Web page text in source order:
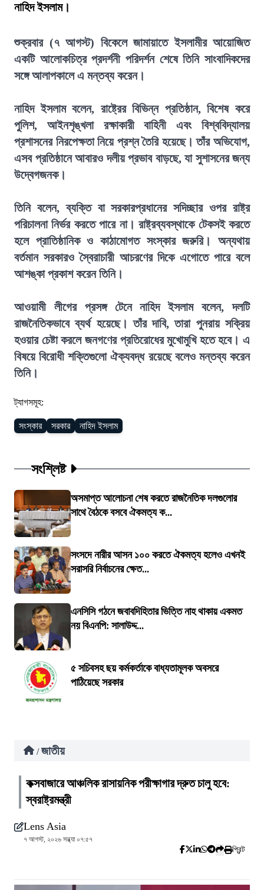
নাহিদ ইসলাম।
শুক্রবার (৭ আগস্ট) বিকেলে জামায়াতে ইসলামীর আয়োজিত
একটি আলোকচিত্র প্রদর্শনী পরিদর্শন শেষে তিনি সাংবাদিকদের
সঙ্গে আলাপকালে এ মন্তব্য করেন।
নাহিদ ইসলাম বলেন, রাষ্ট্রের বিভিন্ন প্রতিষ্ঠান, বিশেষ করে
পুলিশ, আইনশৃঙ্খলা রক্ষাকারী বাহিনী এবং বিশ্ববিদ্যালয়
প্রশাসনের নিরপেক্ষতা নিয়ে প্রশ্ন তৈরি হয়েছে। তাঁর অভিযোগ,
এসব প্রতিষ্ঠানে আবারও দলীয় প্রভাব বাড়ছে, যা সুশাসনের জন্য
উদ্বেগজনক।
তিনি বলেন, ব্যক্তি বা সরকারপ্রধানের সদিচ্ছার ওপর রাষ্ট্র
পরিচালনা নির্ভর করতে পারে না। রাষ্ট্রব্যবস্থাকে টেকসই করতে
হলে প্রাতিষ্ঠানিক ও কাঠামোগত সংস্কার জরুরি। অন্যথায়
বর্তমান সরকারও স্বৈরাচারী আচরণের দিকে এগোতে পারে বলে
আশঙ্কা প্রকাশ করেন তিনি।
আওয়ামী লীগের প্রসঙ্গ টেনে নাহিদ ইসলাম বলেন, দলটি
রাজনৈতিকভাবে ব্যর্থ হয়েছে। তাঁর দাবি, তারা পুনরায় সক্রিয়
হওয়ার চেষ্টা করলে জনগণের প্রতিরোধের মুখোমুখি হতে হবে। এ
বিষয়ে বিরোধী শক্তিগুলো ঐক্যবদ্ধ রয়েছে বলেও মন্তব্য করেন
তিনি।
ট্যাগসমূহ:
সংস্কার সরকার নাহিদ ইসলাম
সংশ্লিষ্ট
অসমাপ্ত আলোচনা শেষ করতে রাজনৈতিক দলগুলোর
সাথে বৈঠকে বসবে ঐকমত্য ক...
সংসদে নারীর আসন ১০০ করতে ঐকমত্য হলেও এখনই
সরাসরি নির্বাচনের ক্ষেত...
এনসিসি গঠনে জবাবদিহিতার ভিত্তি নাহ থাকায় একমত
নয় বিএনপি: সালাউদ্দ...
৫ সচিবসহ ছয় কর্মকর্তাকে বাধ্যতামূলক অবসরে
পাঠিয়েছে সরকার
/ জাতীয়
কক্সবাজারে আঞ্চলিক রাসায়নিক পরীক্ষাগার দ্রুত চালু হবে:
স্বরাষ্ট্রমন্ত্রী
Lens Asia
৭ আগস্ট, ২০২৬ সন্ধ্যা ০৭:৫৭
প্রিন্ট